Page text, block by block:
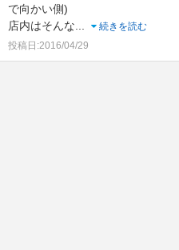
で向かい側)
店内はそんな
続きを読む
投稿日:2016/04/29